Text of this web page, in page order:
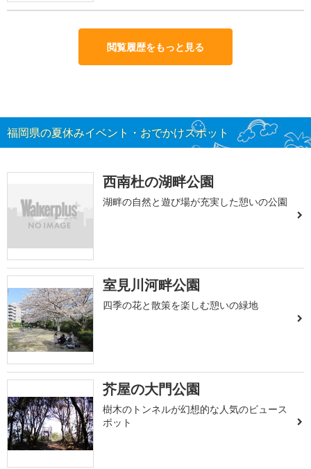
閲覧履歴をもっと見る
福岡県の夏休みイベント・おでかけスポット
西南杜の湖畔公園
湖畔の自然と遊び場が充実した憩いの公園
室見川河畔公園
四季の花と散策を楽しむ憩いの緑地
芥屋の大門公園
樹木のトンネルが幻想的な人気のビュース
ポット